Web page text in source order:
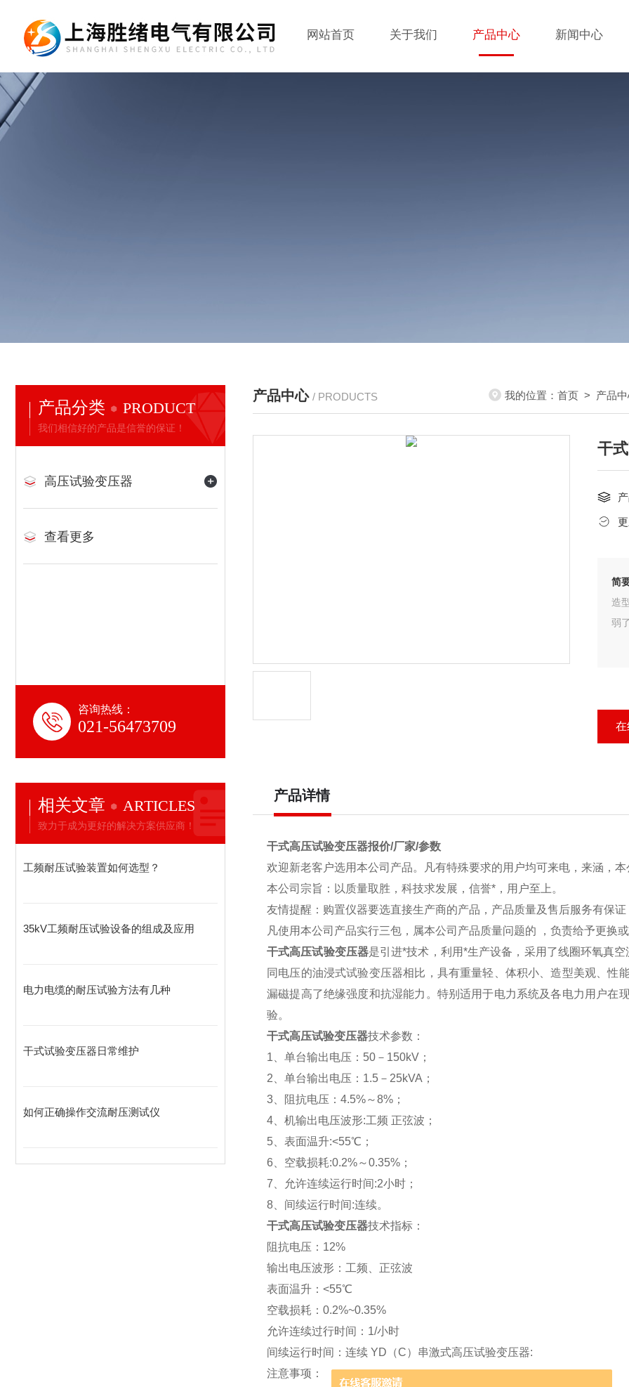
网站首页 关于我们 产品中心 新闻中心
产品分类 PRODUCT
我们相信好的产品是信誉的保证！
高压试验变压器
查看更多
咨询热线：
021-56473709
相关文章 ARTICLES
致力于成为更好的解决方案供应商！
工频耐压试验装置如何选型？
35kV工频耐压试验设备的组成及应用
电力电缆的耐压试验方法有几种
干式试验变压器日常维护
如何正确操作交流耐压测试仪
产品中心 / PRODUCTS 我的位置： 首页 > 产品
干
简
造
弱
在
产品详情
干式高压试验变压器报价/厂家/参数
欢迎新老客户选用本公司产品。凡有特殊要求的用户均可来电，来涵，本
本公司宗旨：以质量取胜，科技求发展，信誉*，用户至上。
友情提醒：购置仪器要选直接生产商的产品，产品质量及售后服务有保证
凡使用本公司产品实行三包，属本公司产品质量问题的 ，负责给予更换或
干式高压试验变压器是引进*技术，利用*生产设备，采用了线圈环氧真
同电压的油浸式试验变压器相比，具有重量轻、体积小、造型美观、性
漏磁提高了绝缘强度和抗湿能力。特别适用于电力系统及各电力用户在
验。
干式高压试验变压器技术参数：
1、单台输出电压：50－150kV；
2、单台输出电压：1.5－25kVA；
3、阻抗电压：4.5%～8%；
4、机输出电压波形:工频 正弦波；
5、表面温升:<55℃；
6、空载损耗:0.2%～0.35%；
7、允许连续运行时间:2小时；
8、间续运行时间:连续。
干式高压试验变压器技术指标：
阻抗电压：12%
输出电压波形：工频、正弦波
表面温升：<55℃
空载损耗：0.2%~0.35%
允许连续过行时间：1/小时
间续运行时间：连续 YD（C）串激式高压试验变压器:
注意事项：